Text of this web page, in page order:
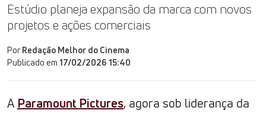
Estúdio planeja expansão da marca com novos
projetos e ações comerciais
Por Redação Melhor do Cinema
Publicado em 17/02/2026 15:40
A Paramount Pictures, agora sob liderança da